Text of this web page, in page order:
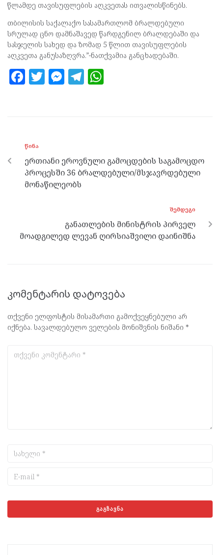
წლამდე თავისუფლების აღკვეთას ითვალისწინებს.
თბილისის საქალაქო სასამართლომ ბრალდებული
სრულად ცნო დამნაშავედ წარდგენილ ბრალდებაში და
სასჯელის სახედ და ზომად 5 წლით თავისუფლების
აღკვეთა განუსაზღვრა.”-ნათქვამია განცხადებაში.
F
o
o
k
T M
er
T
m p
p
ᲬᲘᲜᲐ
ერთიანი ეროვნული გამოცდების საგამოცდო
პროცესში 36 ბრალდებული/მსჯავრდებული
მონაწილეობს
ᲨᲔᲛᲓᲔᲒᲘ
განათლების მინისტრის პირველ
მოადგილედ ლევან ღირსიაშვილი დაინიშნა
კომენტარის დატოვება
თქვენი ელფოსტის მისამართი გამოქვეყნებული არ
იქნება. სავალდებულო ველების მონიშვნის ნიშანი *